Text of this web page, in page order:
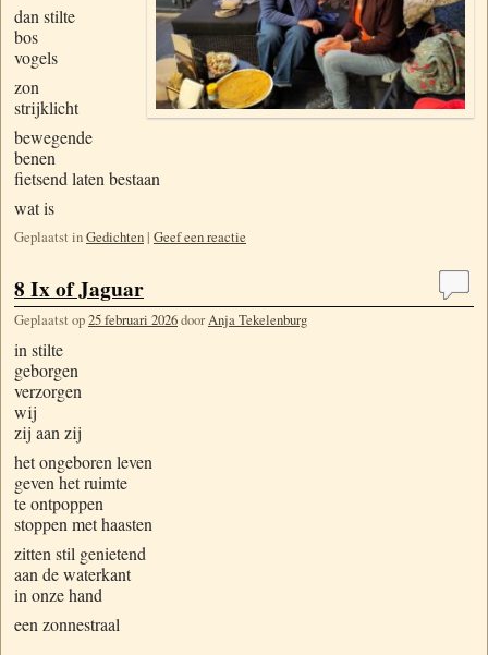
dan stilte
bos
vogels
zon
strijklicht
bewegende
benen
fietsend laten bestaan
wat is
Geplaatst inGedichten | Geef een reactie
8 Ix of Jaguar
Geplaatst op25 februari 2026doorAnja Tekelenburg
in stilte
geborgen
verzorgen
wij
zij aan zij
het ongeboren leven
geven het ruimte
te ontpoppen
stoppen met haasten
zitten stil genietend
aan de waterkant
in onze hand
een zonnestraal